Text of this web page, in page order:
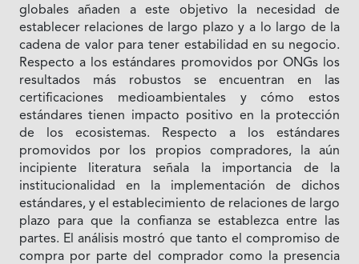
globales añaden a este objetivo la necesidad de
establecer relaciones de largo plazo y a lo largo de la
cadena de valor para tener estabilidad en su negocio.
Respecto a los estándares promovidos por ONGs los
resultados más robustos se encuentran en las
certificaciones medioambientales y cómo estos
estándares tienen impacto positivo en la protección
de los ecosistemas. Respecto a los estándares
promovidos por los propios compradores, la aún
incipiente literatura señala la importancia de la
institucionalidad en la implementación de dichos
estándares, y el establecimiento de relaciones de largo
plazo para que la confianza se establezca entre las
partes. El análisis mostró que tanto el compromiso de
compra por parte del comprador como la presencia